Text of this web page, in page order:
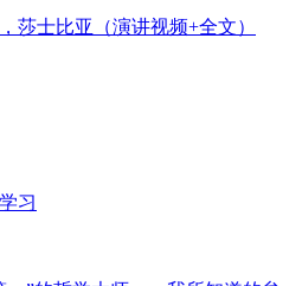
莎士比亚（演讲视频+全文）
习